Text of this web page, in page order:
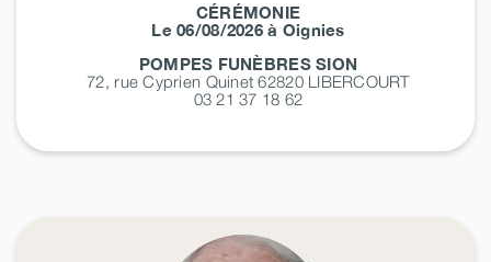
CÉRÉMONIE
Le 06/08/2026 à Oignies
POMPES FUNÈBRES SION
72, rue Cyprien Quinet 62820 LIBERCOURT
03 21 37 18 62